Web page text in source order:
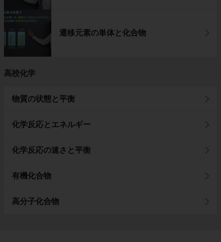
遷移元素の単体と化合物
高校化学
物質の状態と平衡
化学反応とエネルギー
化学反応の速さと平衡
有機化合物
高分子化合物